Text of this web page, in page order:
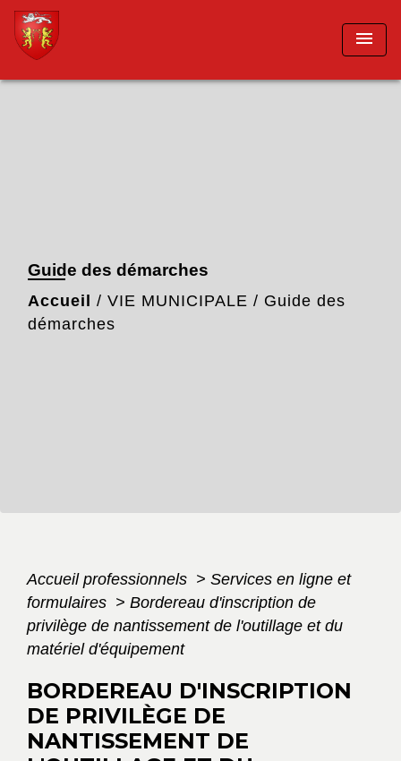
menu
Guide des démarches
Accueil / VIE MUNICIPALE / Guide des
démarches
Accueil professionnels > Services en ligne et
formulaires > Bordereau d'inscription de
privilège de nantissement de l'outillage et du
matériel d'équipement
BORDEREAU D'INSCRIPTION
DE PRIVILÈGE DE
NANTISSEMENT DE